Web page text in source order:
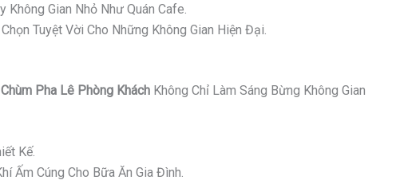
Gian Nhỏ Như Quán Cafe.
Tuyệt Vời Cho Những Không Gian Hiện Đại.
Pha Lê Phòng Khách Không Chỉ Làm Sáng Bừng Không Gian
Kế.
Ấm Cúng Cho Bữa Ăn Gia Đình.